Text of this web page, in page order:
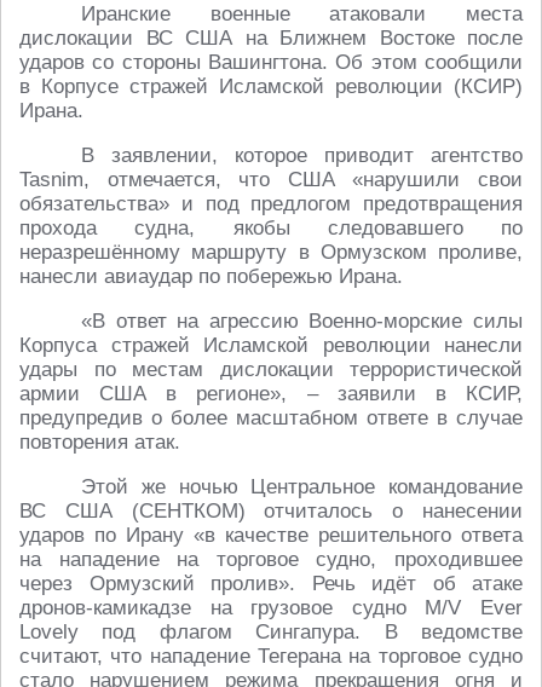
Иранские военные атаковали места
дислокации ВС США на Ближнем Востоке после
ударов со стороны Вашингтона. Об этом сообщили
в Корпусе стражей Исламской революции (КСИР)
Ирана.
В заявлении, которое приводит агентство
Tasnim, отмечается, что США «нарушили свои
обязательства» и под предлогом предотвращения
прохода судна, якобы следовавшего по
неразрешённому маршруту в Ормузском проливе,
нанесли авиаудар по побережью Ирана.
«В ответ на агрессию Военно-морские силы
Корпуса стражей Исламской революции нанесли
удары по местам дислокации террористической
армии США в регионе», – заявили в КСИР,
предупредив о более масштабном ответе в случае
повторения атак.
Этой же ночью Центральное командование
ВС США (СЕНТКОМ) отчиталось о нанесении
ударов по Ирану «в качестве решительного ответа
на нападение на торговое судно, проходившее
через Ормузский пролив». Речь идёт об атаке
дронов-камикадзе на грузовое судно M/V Ever
Lovely под флагом Сингапура. В ведомстве
считают, что нападение Тегерана на торговое судно
стало нарушением режима прекращения огня и